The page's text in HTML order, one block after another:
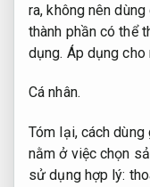
ra, không nên
thành phần có thể
dụng. Áp dụng cho
Cá nhân.
Tóm lại, cách
nằm ở việc chọn
sử dụng hợp lý: